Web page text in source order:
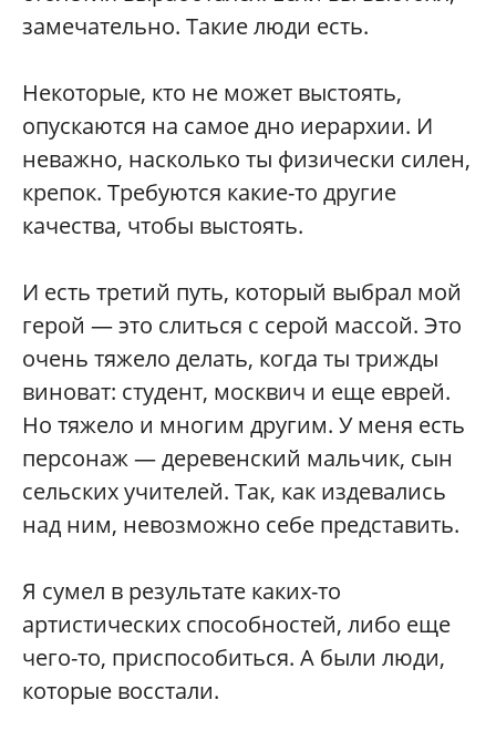
замечательно. Такие люди есть.
Некоторые, кто не может выстоять,
опускаются на самое дно иерархии. И
неважно, насколько ты физически силен,
крепок. Требуются какие-то другие
качества, чтобы выстоять.
И есть третий путь, который выбрал мой
герой — это слиться с серой массой. Это
очень тяжело делать, когда ты трижды
виноват: студент, москвич и еще еврей.
Но тяжело и многим другим. У меня есть
персонаж — деревенский мальчик, сын
сельских учителей. Так, как издевались
над ним, невозможно себе представить.
Я сумел в результате каких-то
артистических способностей, либо еще
чего-то, приспособиться. А были люди,
которые восстали.